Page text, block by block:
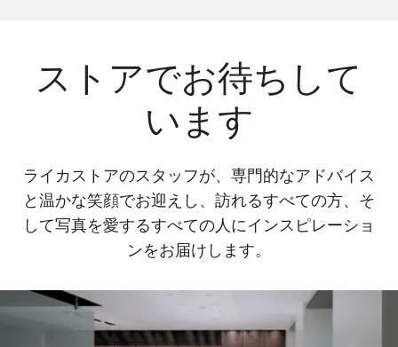
ストアでお待ちして
います
ライカストアのスタッフが、専門的なアドバイス
と温かな笑顔でお迎えし、訪れるすべての方、そ
して写真を愛するすべての人にインスピレーショ
ンをお届けします。